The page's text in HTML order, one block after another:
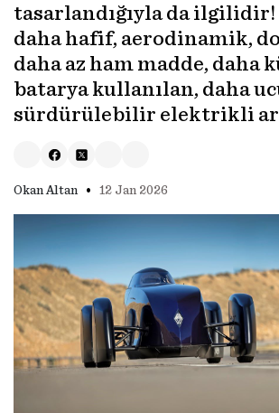
tasarlandığıyla da ilgilidir!
daha hafif, aerodinamik,
daha az ham madde, daha
batarya kullanılan, daha
sürdürülebilir elektrikli
Okan Altan • 12 Jan 2026